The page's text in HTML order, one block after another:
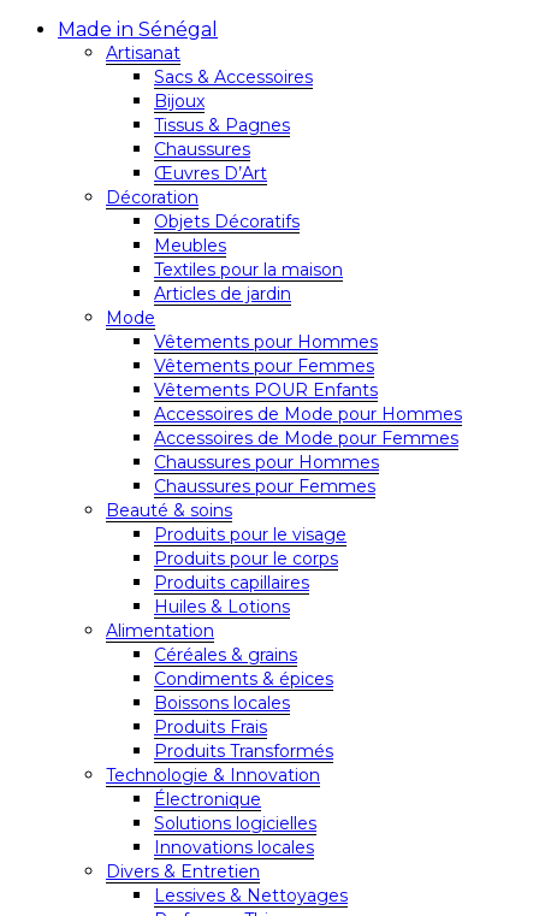
Made in Sénégal
Artisanat
Sacs & Accessoires
Bijoux
Tissus & Pagnes
Chaussures
Œuvres D’Art
Décoration
Objets Décoratifs
Meubles
Textiles pour la maison
Articles de jardin
Mode
Vêtements pour Hommes
Vêtements pour Femmes
Vêtements POUR Enfants
Accessoires de Mode pour Hommes
Accessoires de Mode pour Femmes
Chaussures pour Hommes
Chaussures pour Femmes
Beauté & soins
Produits pour le visage
Produits pour le corps
Produits capillaires
Huiles & Lotions
Alimentation
Céréales & grains
Condiments & épices
Boissons locales
Produits Frais
Produits Transformés
Technologie & Innovation
Électronique
Solutions logicielles
Innovations locales
Divers & Entretien
Lessives & Nettoyages